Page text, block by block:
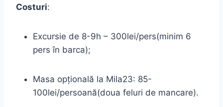
Costuri:
Excursie de 8-9h – 300lei/pers(minim 6
pers în barca);
Masa opțională la Mila23: 85-
100lei/persoană(doua feluri de mancare).